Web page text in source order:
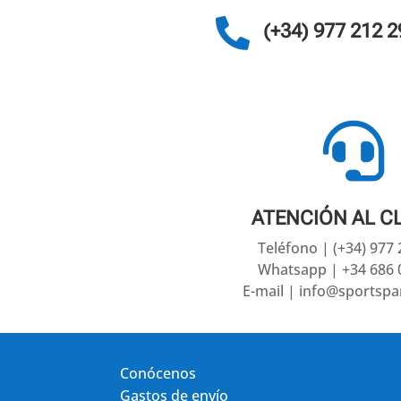
 (+34) 977 212

ATENCIÓN AL
Teléfono | (+34) 977
Whatsapp | +34 686
E-mail |
Conócenos
Gastos de envío